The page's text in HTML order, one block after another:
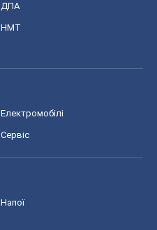
ДПА
НМТ
Електромобілі
Сервіс
Напої